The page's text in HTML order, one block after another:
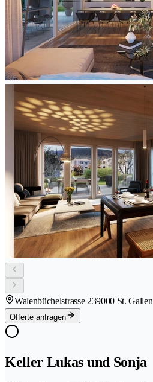
Walenbüchelstrasse 239000 St. Gallen
Offerte anfragen
Keller Lukas und Sonja